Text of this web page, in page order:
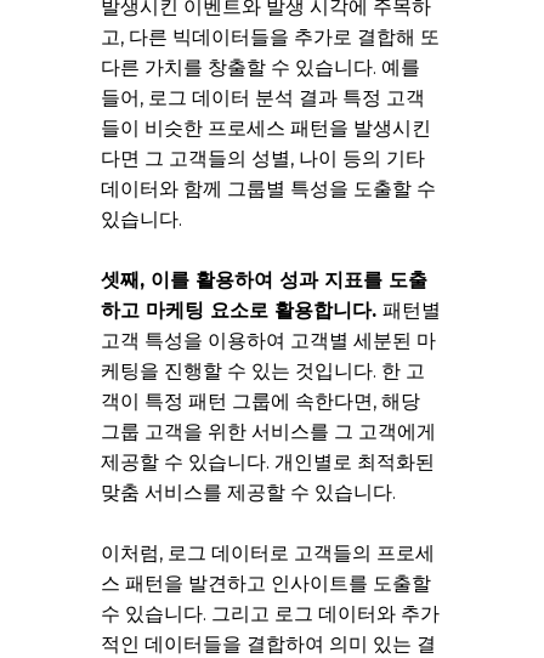
발생시킨 이벤트와 발생 시각에 주목하
고, 다른 빅데이터들을 추가로 결합해 또
다른 가치를 창출할 수 있습니다. 예를
들어, 로그 데이터 분석 결과 특정 고객
들이 비슷한 프로세스 패턴을 발생시킨
다면 그 고객들의 성별, 나이 등의 기타
데이터와 함께 그룹별 특성을 도출할 수
있습니다.
셋째 , 이를 활용하여 성과 지표를 도출
하고 마케팅 요소로 활용합니다. 패턴별
고객 특성을 이용하여 고객별 세분된 마
케팅을 진행할 수 있는 것입니다. 한 고
객이 특정 패턴 그룹에 속한다면, 해당
그룹 고객을 위한 서비스를 그 고객에게
제공할 수 있습니다. 개인별로 최적화된
맞춤 서비스를 제공할 수 있습니다.
이처럼, 로그 데이터로 고객들의 프로세
스 패턴을 발견하고 인사이트를 도출할
수 있습니다. 그리고 로그 데이터와 추가
적인 데이터들을 결합하여 의미 있는 결